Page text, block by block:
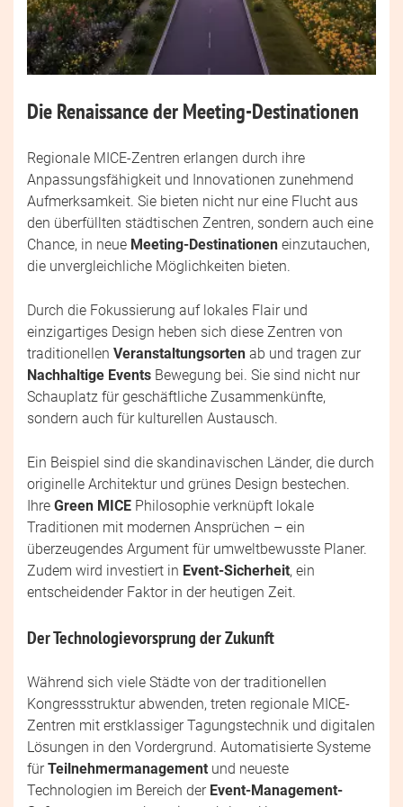
Die Renaissance der Meeting-Destinationen
Regionale MICE-Zentren erlangen durch ihre
Anpassungsfähigkeit und Innovationen zunehmend
Aufmerksamkeit. Sie bieten nicht nur eine Flucht aus
den überfüllten städtischen Zentren, sondern auch eine
Chance, in neue Meeting-Destinationen einzutauchen,
die unvergleichliche Möglichkeiten bieten.
Durch die Fokussierung auf lokales Flair und
einzigartiges Design heben sich diese Zentren von
traditionellen Veranstaltungsorten ab und tragen zur
Nachhaltige Events Bewegung bei. Sie sind nicht nur
Schauplatz für geschäftliche Zusammenkünfte,
sondern auch für kulturellen Austausch.
Ein Beispiel sind die skandinavischen Länder, die durch
originelle Architektur und grünes Design bestechen.
Ihre Green MICE Philosophie verknüpft lokale
Traditionen mit modernen Ansprüchen – ein
überzeugendes Argument für umweltbewusste Planer.
Zudem wird investiert in Event-Sicherheit, ein
entscheidender Faktor in der heutigen Zeit.
Der Technologievorsprung der Zukunft
Während sich viele Städte von der traditionellen
Kongressstruktur abwenden, treten regionale MICE-
Zentren mit erstklassiger Tagungstechnik und digitalen
Lösungen in den Vordergrund. Automatisierte Systeme
fürTeilnehmermanagement und neueste
Technologien im Bereich der Event-Management-